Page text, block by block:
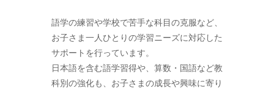
語学の練習や学校で苦手な科目の克服など、
お子さま一人ひとりの学習ニーズに対応した
サポートを行っています。
日本語を含む語学習得や、算数・国語など教
科別の強化も、お子さまの成長や興味に寄り